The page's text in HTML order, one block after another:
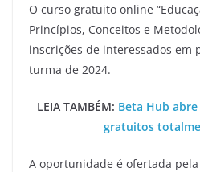
O curso gratuito online
Princípios, Conceitos e
inscrições de interessados em
turma de 2024.
LEIA TAMBÉM: Beta Hub
gratuitos
A oportunidade é ofertada